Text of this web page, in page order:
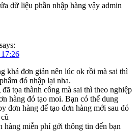
dữ liệu phần nhập hàng vậy admin
says:
khá đơn giản nên lúc ok rồi mà sai thì
đó nhập lại nha.
tọa thành công mà sai thì theo nghiệp
hàng đó tạo moi. Bạn có thể dung
đơn hàng để tạo đơn hàng mới sau đó
hàng miễn phí gởi thông tin đến bạn